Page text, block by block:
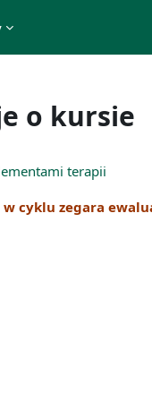
o kursie
terapii
cyklu zegara